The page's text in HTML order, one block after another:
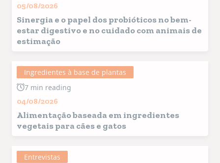
05/08/2026
Sinergia e o papel dos probióticos no bem-
estar digestivo e no cuidado com animais de
estimação
Ingredientes à base de plantas
7 min reading
04/08/2026
Alimentação baseada em ingredientes
vegetais para cães e gatos
Entrevistas